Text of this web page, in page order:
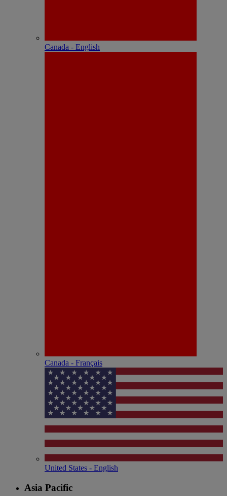
Canada - English
Canada - Français
United States - English
Asia Pacific